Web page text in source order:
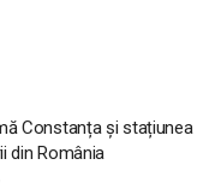
Constanța și stațiunea
din România